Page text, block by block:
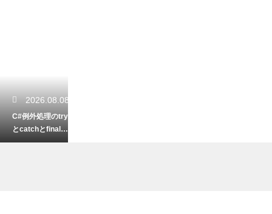
2026.08.08
C#例外処理のtry
とcatchとfinall
y！プロのベスト